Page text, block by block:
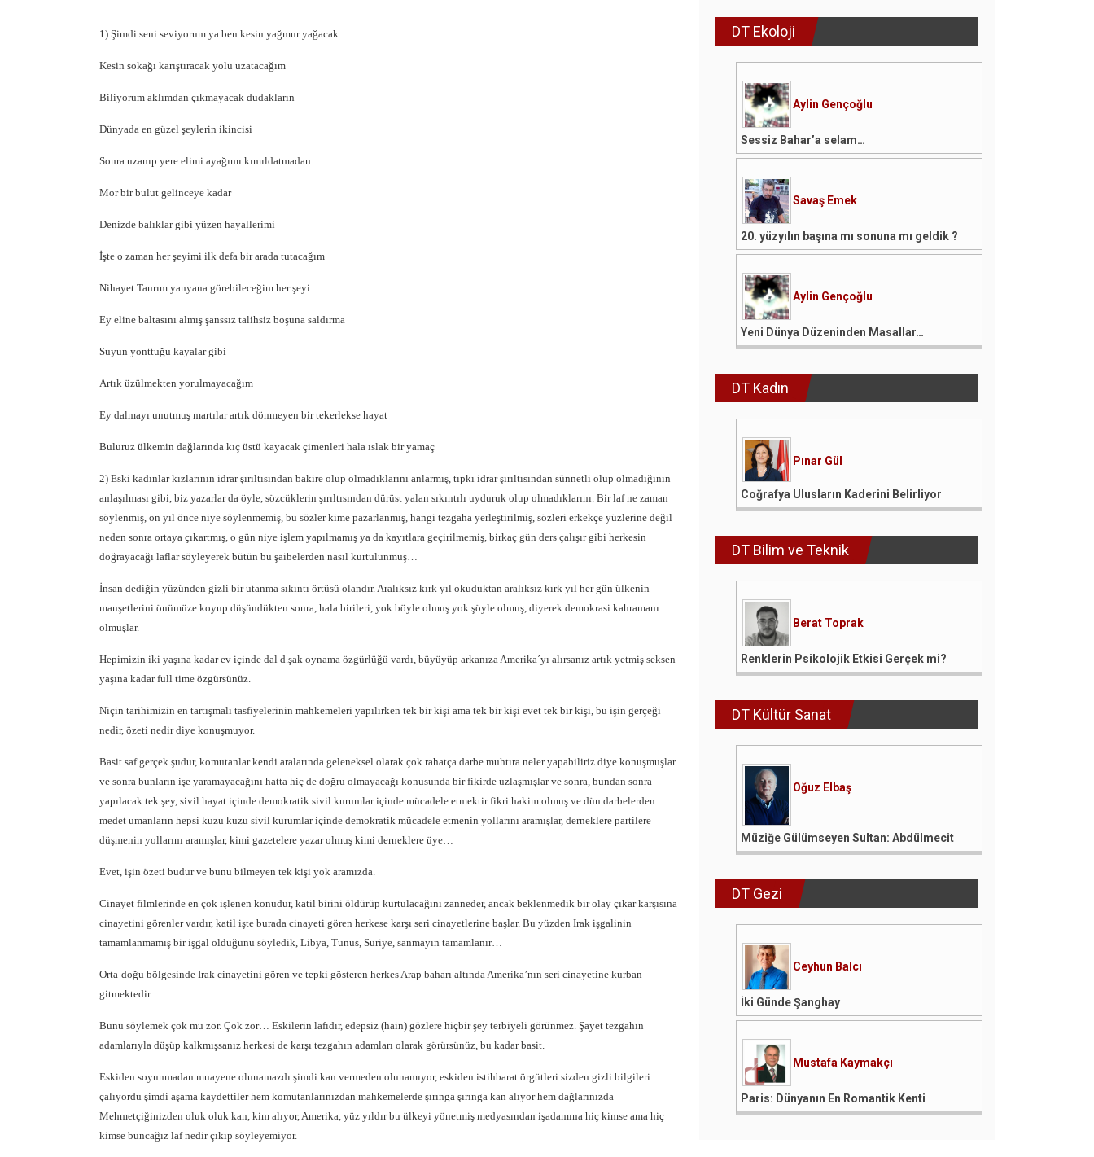
1) Şimdi seni seviyorum ya ben kesin yağmur yağacak
Kesin sokağı karıştıracak yolu uzatacağım
Biliyorum aklımdan çıkmayacak dudakların
Dünyada en güzel şeylerin ikincisi
Sonra uzanıp yere elimi ayağımı kımıldatmadan
Mor bir bulut gelinceye kadar
Denizde balıklar gibi yüzen hayallerimi
İşte o zaman her şeyimi ilk defa bir arada tutacağım
Nihayet Tanrım yanyana görebileceğim her şeyi
Ey eline baltasını almış şanssız talihsiz boşuna saldırma
Suyun yonttuğu kayalar gibi
Artık üzülmekten yorulmayacağım
Ey dalmayı unutmuş martılar artık dönmeyen bir tekerlekse hayat
Buluruz ülkemin dağlarında kıç üstü kayacak çimenleri hala ıslak bir yamaç
2) Eski kadınlar kızlarının idrar şırıltısından bakire olup olmadıklarını anlarmış, tıpkı idrar şırıltısından sünnetli olup olmadığının
anlaşılması gibi, biz yazarlar da öyle, sözcüklerin şırıltısından dürüst yalan sıkıntılı uyduruk olup olmadıklarını. Bir laf ne zaman
söylenmiş, on yıl önce niye söylenmemiş, bu sözler kime pazarlanmış, hangi tezgaha yerleştirilmiş, sözleri erkekçe yüzlerine değil
neden sonra ortaya çıkartmış, o gün niye işlem yapılmamış ya da kayıtlara geçirilmemiş, birkaç gün ders çalışır gibi herkesin
doğrayacağı laflar söyleyerek bütün bu şaibelerden nasıl kurtulunmuş…
İnsan dediğin yüzünden gizli bir utanma sıkıntı örtüsü olandır. Aralıksız kırk yıl okuduktan aralıksız kırk yıl her gün ülkenin
manşetlerini önümüze koyup düşündükten sonra, hala birileri, yok böyle olmuş yok şöyle olmuş, diyerek demokrasi kahramanı
olmuşlar.
Hepimizin iki yaşına kadar ev içinde dal d.şak oynama özgürlüğü vardı, büyüyüp arkanıza Amerika´yı alırsanız artık yetmiş seksen
yaşına kadar full time özgürsünüz.
Niçin tarihimizin en tartışmalı tasfiyelerinin mahkemeleri yapılırken tek bir kişi ama tek bir kişi evet tek bir kişi, bu işin gerçeği
nedir, özeti nedir diye konuşmuyor.
Basit saf gerçek şudur, komutanlar kendi aralarında geleneksel olarak çok rahatça darbe muhtıra neler yapabiliriz diye konuşmuşlar
ve sonra bunların işe yaramayacağını hatta hiç de doğru olmayacağı konusunda bir fikirde uzlaşmışlar ve sonra, bundan sonra
yapılacak tek şey, sivil hayat içinde demokratik sivil kurumlar içinde mücadele etmektir fikri hakim olmuş ve dün darbelerden
medet umanların hepsi kuzu kuzu sivil kurumlar içinde demokratik mücadele etmenin yollarını aramışlar, derneklere partilere
düşmenin yollarını aramışlar, kimi gazetelere yazar olmuş kimi derneklere üye…
Evet, işin özeti budur ve bunu bilmeyen tek kişi yok aramızda.
Cinayet filmlerinde en çok işlenen konudur, katil birini öldürüp kurtulacağını zanneder, ancak beklenmedik bir olay çıkar karşısına
cinayetini görenler vardır, katil işte burada cinayeti gören herkese karşı seri cinayetlerine başlar. Bu yüzden Irak işgalinin
tamamlanmamış bir işgal olduğunu söyledik, Libya, Tunus, Suriye, sanmayın tamamlanır…
Orta-doğu bölgesinde Irak cinayetini gören ve tepki gösteren herkes Arap baharı altında Amerika’nın seri cinayetine kurban
gitmektedir..
Bunu söylemek çok mu zor. Çok zor… Eskilerin lafıdır, edepsiz (hain) gözlere hiçbir şey terbiyeli görünmez. Şayet tezgahın
adamlarıyla düşüp kalkmışsanız herkesi de karşı tezgahın adamları olarak görürsünüz, bu kadar basit.
Eskiden soyunmadan muayene olunamazdı şimdi kan vermeden olunamıyor, eskiden istihbarat örgütleri sizden gizli bilgileri
çalıyordu şimdi aşama kaydettiler hem komutanlarınızdan mahkemelerde şırınga şırınga kan alıyor hem dağlarınızda
Mehmetçiğinizden oluk oluk kan, kim alıyor, Amerika, yüz yıldır bu ülkeyi yönetmiş medyasından işadamına hiç kimse ama hiç
kimse buncağız laf nedir çıkıp söyleyemiyor.
DT Ekoloji
Aylin Gençoğlu
Sessiz Bahar’a selam…
Savaş Emek
20. yüzyılın başına mı sonuna mı geldik ?
Aylin Gençoğlu
Yeni Dünya Düzeninden Masallar…
DT Kadın
Pınar Gül
Coğrafya Ulusların Kaderini Belirliyor
DT Bilim ve Teknik
Berat Toprak
Renklerin Psikolojik Etkisi Gerçek mi?
DT Kültür Sanat
Oğuz Elbaş
Müziğe Gülümseyen Sultan: Abdülmecit
DT Gezi
Ceyhun Balcı
İki Günde Şanghay
Mustafa Kaymakçı
Paris: Dünyanın En Romantik Kenti